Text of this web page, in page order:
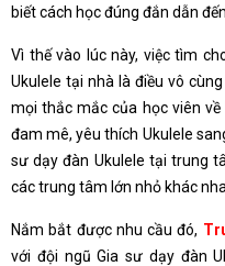
biết cách học đúng đắn dẫn
Vì thế vào lúc này, việc tìm
Ukulele tại nhà là điều vô
mọi thắc mắc của học viên
đam mê, yêu thích Ukulele
sư dạy đàn Ukulele tại trung
các trung tâm lớn nhỏ khác
Nắm bắt được nhu cầu đó,
với đội ngũ Gia sư dạy đàn